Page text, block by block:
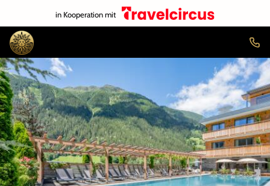
in Kooperation mit